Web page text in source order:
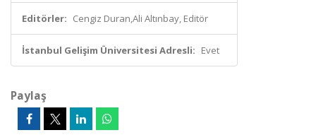
Editörler: Cengiz Duran,Ali Altınbay, Editör
İstanbul Gelişim Üniversitesi Adresli: Evet
Paylaş